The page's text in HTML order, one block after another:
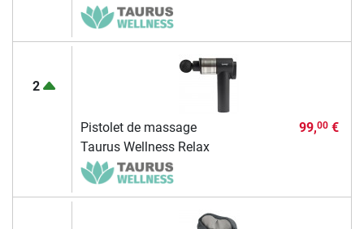
2
Pistolet de massage
Taurus Wellness Relax
99,00€